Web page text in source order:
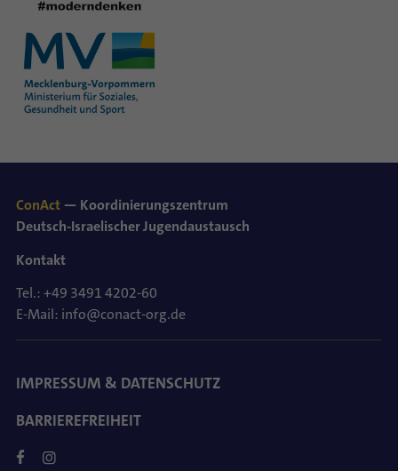
ConAct — Koordinierungszentrum
Deutsch-Israelischer Jugendaustausch
Kontakt
Tel.: +49 3491 4202-60
E-Mail: info@conact-org.de
IMPRESSUM & DATENSCHUTZ
BARRIEREFREIHEIT
FACEBOOK